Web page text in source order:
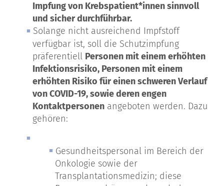
Impfung von Krebspatient*innen sinnvoll
und sicher durchführbar.
Solange nicht ausreichend Impfstoff
verfügbar ist, soll die Schutzimpfung
präferentiell Personen mit einem erhöhten
Infektionsrisiko, Personen mit einem
erhöhten Risiko für einen schweren Verlauf
von COVID-19, sowie deren engen
Kontaktpersonen angeboten werden. Dazu
gehören:
Gesundheitspersonal im Bereich der
Onkologie sowie der
Transplantationsmedizin; diese